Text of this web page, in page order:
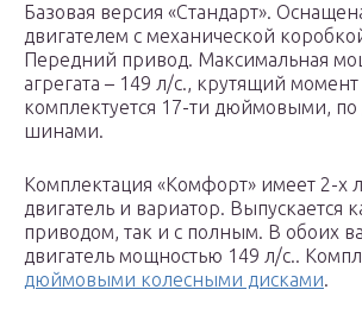
Базовая версия «Стандарт».
двигателем с механической
Передний привод. Максимальная
агрегата – 149 л/с., крутящий
комплектуется 17-ти дюймовыми, по
шинами.
Комплектация «Комфорт» имеет 2-х
двигатель и вариатор. Выпускается
приводом, так и с полным. В обоих
двигатель мощностью 149 л/с..
дюймовыми колесными дисками.